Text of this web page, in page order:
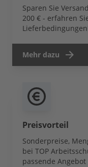
Sparen Sie
200 € - erfahren
Mehr dazu
Preisvorteil
Sonderpreise,
bei TOP
passende Angebot